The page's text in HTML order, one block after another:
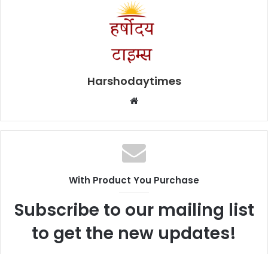
Harshodaytimes
Website
With Product You Purchase
Subscribe to our mailing list
to get the new updates!